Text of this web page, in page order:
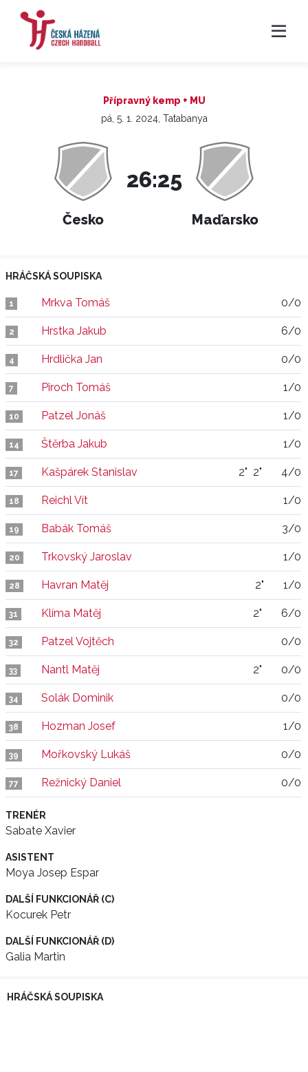
Přípravný kemp + MU
pá, 5. 1. 2024, Tatabanya
Česko
26:25
Maďarsko
HRÁČSKÁ SOUPISKA
1 Mrkva Tomáš 0/0
2 Hrstka Jakub 6/0
4 Hrdlička Jan 0/0
7 Piroch Tomáš 1/0
10 Patzel Jonáš 1/0
14 Štěrba Jakub 1/0
17 Kašpárek Stanislav 2" 2" 4/0
18 Reichl Vít 1/0
19 Babák Tomáš 3/0
20 Trkovský Jaroslav 1/0
28 Havran Matěj 2" 1/0
31 Klíma Matěj 2" 6/0
32 Patzel Vojtěch 0/0
33 Nantl Matěj 2" 0/0
34 Solák Dominik 0/0
38 Hozman Josef 1/0
39 Mořkovský Lukáš 0/0
77 Režnický Daniel 0/0
TRENÉR
Sabate Xavier
ASISTENT
Moya Josep Espar
DALŠÍ FUNKCIONÁŘ (C)
Kocurek Petr
DALŠÍ FUNKCIONÁŘ (D)
Galia Martin
HRÁČSKÁ SOUPISKA